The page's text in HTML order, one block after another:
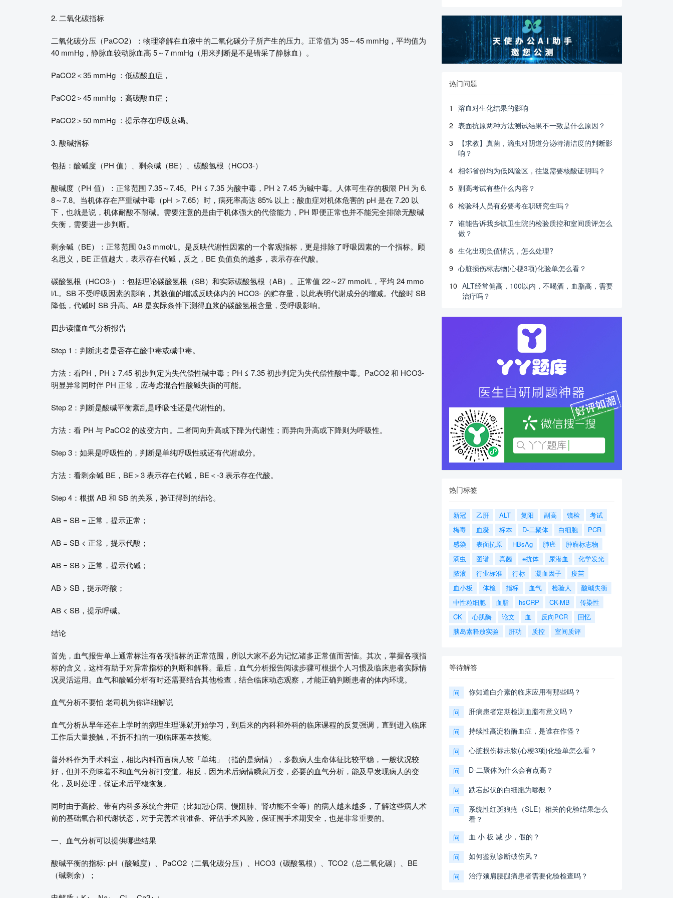
2. 二氧化碳指标
二氧化碳分压（PaCO2）：物理溶解在血液中的二氧化碳分子所产生的压力。正常值为 35～45 mmHg，平均值为
40 mmHg，静脉血较动脉血高 5～7 mmHg（用来判断是不是错采了静脉血）。
PaCO2＜35 mmHg ：低碳酸血症，
PaCO2＞45 mmHg ：高碳酸血症；
PaCO2＞50 mmHg ：提示存在呼吸衰竭。
3. 酸碱指标
包括：酸碱度（PH 值）、剩余碱（BE）、碳酸氢根（HCO3-）
酸碱度（PH 值）：正常范围 7.35～7.45。PH ≤ 7.35 为酸中毒，PH ≥ 7.45 为碱中毒。人体可生存的极限 PH 为 6.
8～7.8。当机体存在严重碱中毒（pH ＞7.65）时，病死率高达 85% 以上；酸血症对机体危害的 pH 是在 7.20 以
下，也就是说，机体耐酸不耐碱。需要注意的是由于机体强大的代偿能力，PH 即便正常也并不能完全排除无酸碱
失衡，需要进一步判断。
剩余碱（BE）：正常范围 0±3 mmol/L。是反映代谢性因素的一个客观指标，更是排除了呼吸因素的一个指标。顾
名思义，BE 正值越大，表示存在代碱，反之，BE 负值负的越多，表示存在代酸。
碳酸氢根（HCO3-）：包括理论碳酸氢根（SB）和实际碳酸氢根（AB）。正常值 22～27 mmol/L，平均 24 mmo
l/L。SB 不受呼吸因素的影响，其数值的增减反映体内的 HCO3- 的贮存量，以此表明代谢成分的增减。代酸时 SB
降低，代碱时 SB 升高。AB 是实际条件下测得血浆的碳酸氢根含量，受呼吸影响。
四步读懂血气分析报告
Step 1：判断患者是否存在酸中毒或碱中毒。
方法：看PH，PH ≥ 7.45 初步判定为失代偿性碱中毒；PH ≤ 7.35 初步判定为失代偿性酸中毒。PaCO2 和 HCO3-
明显异常同时伴 PH 正常，应考虑混合性酸碱失衡的可能。
Step 2：判断是酸碱平衡紊乱是呼吸性还是代谢性的。
方法：看 PH 与 PaCO2 的改变方向。二者同向升高或下降为代谢性；而异向升高或下降则为呼吸性。
Step 3：如果是呼吸性的，判断是单纯呼吸性或还有代谢成分。
方法：看剩余碱 BE，BE＞3 表示存在代碱，BE＜-3 表示存在代酸。
Step 4：根据 AB 和 SB 的关系，验证得到的结论。
AB = SB = 正常，提示正常；
AB = SB < 正常，提示代酸；
AB = SB > 正常，提示代碱；
AB > SB，提示呼酸；
AB < SB，提示呼碱。
结论
首先，血气报告单上通常标注有各项指标的正常范围，所以大家不必为记忆诸多正常值而苦恼。其次，掌握各项指
标的含义，这样有助于对异常指标的判断和解释。最后，血气分析报告阅读步骤可根据个人习惯及临床患者实际情
况灵活运用。血气和酸碱分析有时还需要结合其他检查，结合临床动态观察，才能正确判断患者的体内环境。
血气分析不要怕 老司机为你详细解说
血气分析从早年还在上学时的病理生理课就开始学习，到后来的内科和外科的临床课程的反复强调，直到进入临床
工作后大量接触，不折不扣的一项临床基本技能。
普外科作为手术科室，相比内科而言病人较「单纯」（指的是病情），多数病人生命体征比较平稳，一般状况较
好，但并不意味着不和血气分析打交道。相反，因为术后病情瞬息万变，必要的血气分析，能及早发现病人的变
化，及时处理，保证术后平稳恢复。
同时由于高龄、带有内科多系统合并症（比如冠心病、慢阻肺、肾功能不全等）的病人越来越多，了解这些病人术
前的基础氧合和代谢状态，对于完善术前准备、评估手术风险，保证围手术期安全，也是非常重要的。
一、血气分析可以提供哪些结果
酸碱平衡的指标: pH（酸碱度）、PaCO2（二氧化碳分压）、HCO3（碳酸氢根）、TCO2（总二氧化碳）、BE
（碱剩余）；
热门问题
1
溶血对生化结果的影响
2 表面抗原两种方法测试结果不一致是什么原因？
3
【求教】真菌，滴虫对阴道分泌特清洁度的判断影
响？
4 相邻省份均为低风险区，往返需要核酸证明吗？
5 副高考试有些什么内容？
6 检验科人员有必要考在职研究生吗？
7 谁能告诉我乡镇卫生院的检验质控和室间质评怎么
做？
8 生化出现负值情况，怎么处理?
9 心脏损伤标志物(心梗3项)化验单怎么看？
10 ALT经常偏高，100以内，不喝酒，血脂高，需要
治疗吗？
热门标签
新冠 乙肝 ALT 复阳 副高 镜检
考试
梅毒
血凝 标本 D-二聚体 白细胞
PCR
感染
表面抗原 HBsAg 肺癌
肿瘤标志物
滴虫
图谱 真菌 e抗体 尿潜血
化学发光
脓液
行业标准 行标 凝血因子
疫苗
血小板
体检 指标 血气 检验人
酸碱失衡
中性粒细胞
血脂 hsCRP CK-MB
传染性
CK
心肌酶 论文 血 反向PCR
回忆
胰岛素释放实验
肝功 质控 室间质评
等待解答
问 你知道白介素的临床应用有那些吗？
问 肝病患者定期检测血脂有意义吗？
问 持续性高淀粉酶血症，是谁在作怪？
问 心脏损伤标志物(心梗3项)化验单怎么看？
问 D-二聚体为什么会有点高？
问 跌宕起伏的白细胞为哪般？
问
系统性红斑狼疮（SLE）相关的化验结果怎么
看？
问 血 小 板 减 少，假的？
问 如何鉴别诊断破伤风？
问 治疗颈肩腰腿痛患者需要化验检查吗？